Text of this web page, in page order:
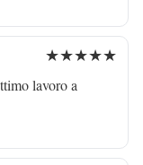
★★★★★
lavoro a